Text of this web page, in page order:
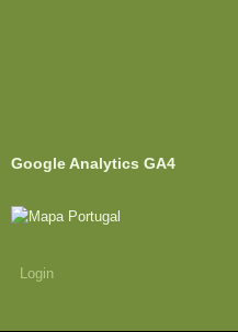
Google Analytics GA4
Login